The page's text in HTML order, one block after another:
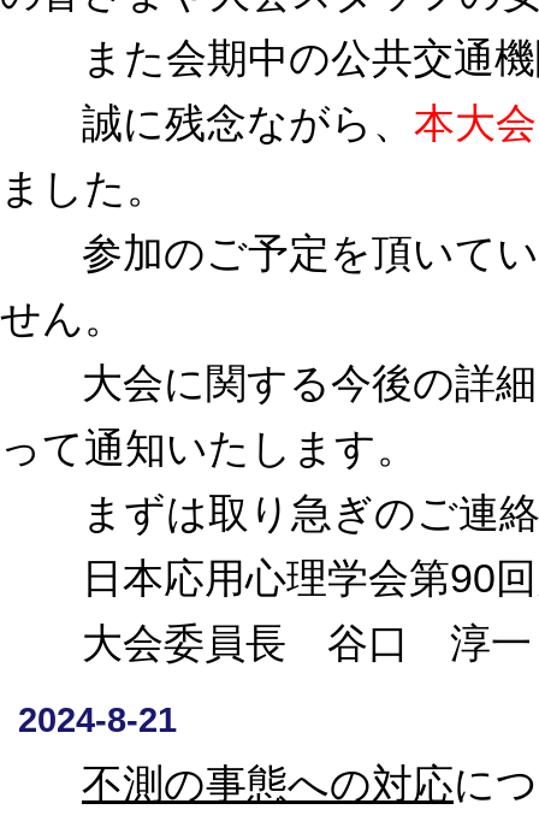
また会期中の公共交通機
誠に残念ながら、 本大
ました。
参加のご予定を頂いてい
せん。
大会に関する今後の詳細
って通知いたします。
まずは取り急ぎのご連絡
日本応用心理学会第90回
大会委員長 谷口 淳一
2024-8-21
不測の事態への対応に